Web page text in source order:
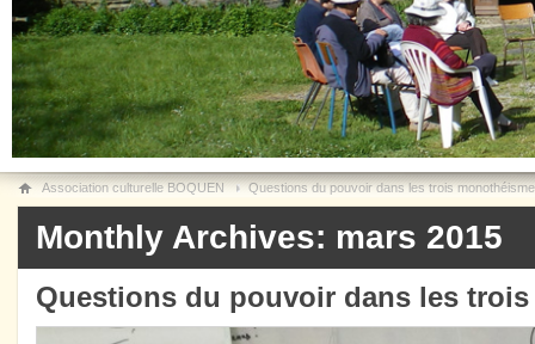
Association culturelle BOQUEN Questions du pouvoir dans les trois
Monthly Archives: mars 2015
Questions du pouvoir dans les